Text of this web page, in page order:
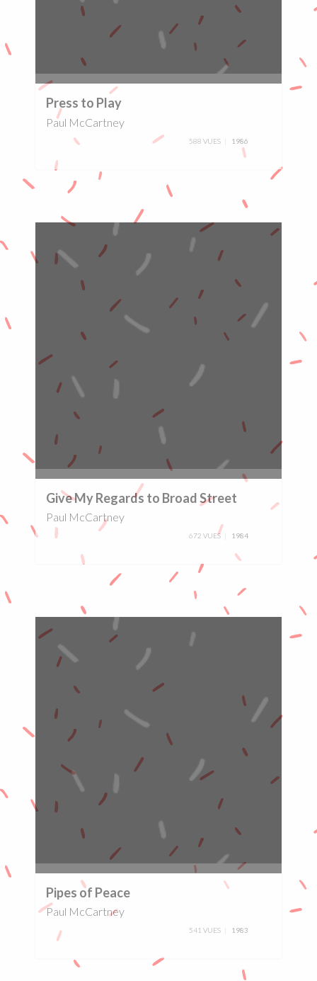
Press to Play
Paul McCartney
588 VUES 1986
Give My Regards to Broad Street
Paul McCartney
672 VUES 1984
Pipes of Peace
Paul McCartney
541 VUES 1983